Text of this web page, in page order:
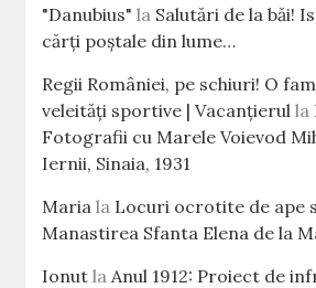
"Danubius" la Salutări de la băi!
cărţi poştale din lume…
Regii României, pe schiuri! O
veleităţi sportive | Vacanțierul la
Fotografii cu Marele Voievod
Iernii, Sinaia, 1931
Maria la Locuri ocrotite de ape
Manastirea Sfanta Elena de la
Ionut laAnul 1912: Proiect de